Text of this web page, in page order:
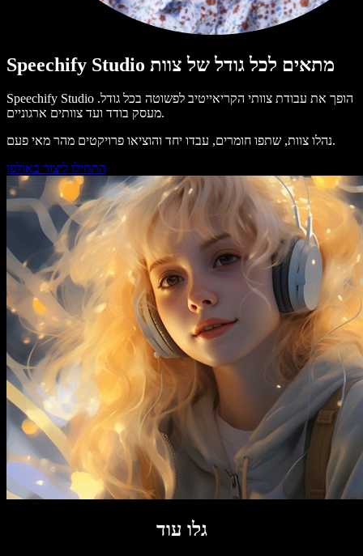
Speechify Studio מתאים לכל גודל של צוות
Speechify Studio הופך את עבודת צוותי הקריאייטיב לפשוטה בכל גודל.
מעסק בודד ועד צוותים ארגוניים.
נהלו צוות, שתפו חומרים, עבדו יחד והוציאו פרויקטים מהר מאי פעם.
התחילו ליצור באולפן
גלו עוד